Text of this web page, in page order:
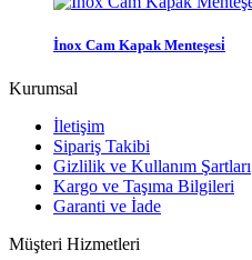
İnox Cam Kapak Menteşesi̇
Kurumsal
İletişim
Sipariş Takibi
Gizlilik ve Kullanım Şartları
Kargo ve Taşıma Bilgileri
Garanti ve İade
Müşteri Hizmetleri